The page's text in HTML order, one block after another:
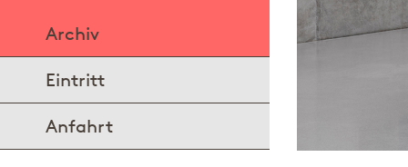
Archiv
Eintritt
Anfahrt